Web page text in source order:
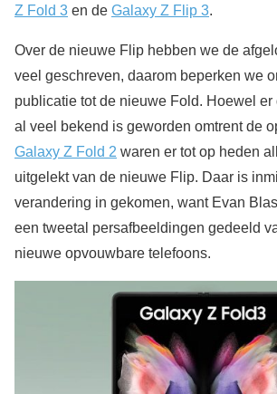
Z Fold 3 en de Galaxy Z Flip 3.
Over de nieuwe Flip hebben we de
veel geschreven, daarom beperken we
publicatie tot de nieuwe Fold. Hoewel er
al veel bekend is geworden omtrent de
Galaxy Z Fold 2 waren er tot op heden
uitgelekt van de nieuwe Flip. Daar is
verandering in gekomen, want Evan
een tweetal persafbeeldingen gedeeld
nieuwe opvouwbare telefoons.